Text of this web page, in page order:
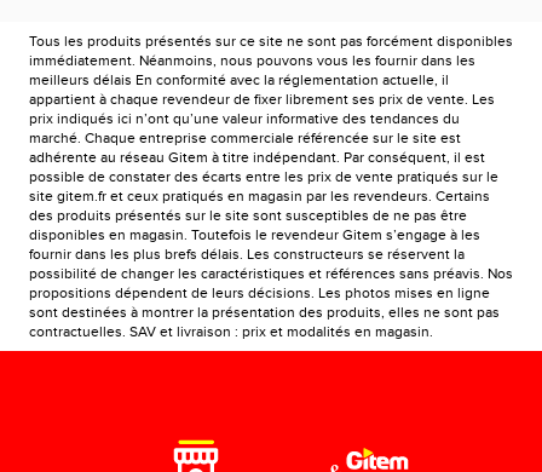
Tous les produits présentés sur ce site ne sont pas forcément disponibles
immédiatement. Néanmoins, nous pouvons vous les fournir dans les
meilleurs délais En conformité avec la réglementation actuelle, il
appartient à chaque revendeur de fixer librement ses prix de vente. Les
prix indiqués ici n’ont qu’une valeur informative des tendances du
marché. Chaque entreprise commerciale référencée sur le site est
adhérente au réseau Gitem à titre indépendant. Par conséquent, il est
possible de constater des écarts entre les prix de vente pratiqués sur le
site gitem.fr et ceux pratiqués en magasin par les revendeurs. Certains
des produits présentés sur le site sont susceptibles de ne pas être
disponibles en magasin. Toutefois le revendeur Gitem s’engage à les
fournir dans les plus brefs délais. Les constructeurs se réservent la
possibilité de changer les caractéristiques et références sans préavis. Nos
propositions dépendent de leurs décisions. Les photos mises en ligne
sont destinées à montrer la présentation des produits, elles ne sont pas
contractuelles. SAV et livraison : prix et modalités en magasin.